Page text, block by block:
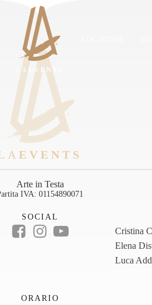
LA EVENTS
EVENTS
Arte in Testa
IVA: 01154890071
SOCIAL
Cristina
Elena
Luca
ORARIO